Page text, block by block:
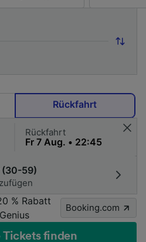
Rückfahrt
Rückfahrt
(30-59)
% Rabatt
Booking.com
Tickets finden